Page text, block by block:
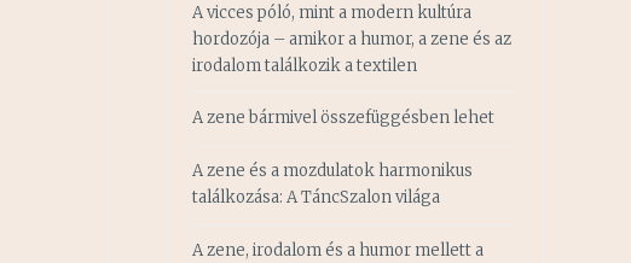
A vicces póló, mint a modern kultúra
hordozója – amikor a humor, a zene és az
irodalom találkozik a textilen
A zene bármivel összefüggésben lehet
A zene és a mozdulatok harmonikus
találkozása: A TáncSzalon világa
A zene, irodalom és a humor mellett a